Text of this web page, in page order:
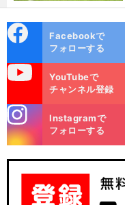
ok
Facebookで
フォローする
YouTubeで
チャンネル登録
m
Instagramで
フォローする